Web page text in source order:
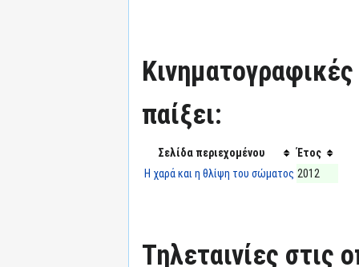
Κινηματογραφικές
παίξει:
Σελίδα περιεχομένου
Έτος
Η χαρά και η θλίψη του σώματος 2012
Τηλεταινίες στις